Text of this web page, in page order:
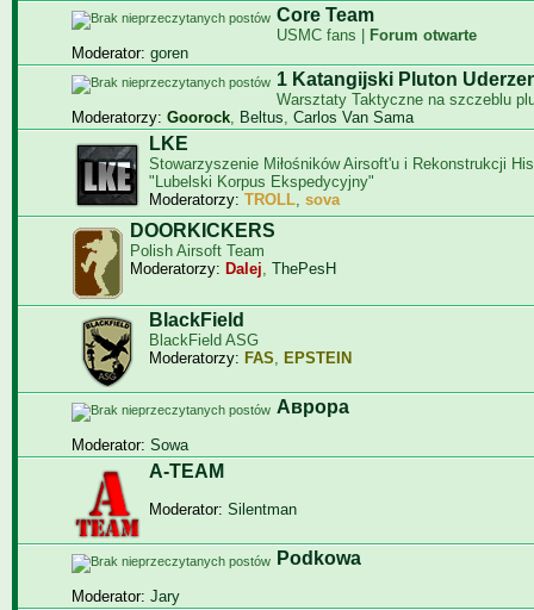
Core Team
USMC fans |
Forum otwarte
Moderator: goren
1 Katangijski Pluton
Warsztaty Taktyczne na szczeblu
Moderatorzy: Goorock, Beltus, Carlos Van Sama
LKE
Stowarzyszenie Miłośników Airsoft'u i Rekonstrukcji
"Lubelski Korpus Ekspedycyjny"
Moderatorzy: TROLL, sova
DOORKICKERS
Polish Airsoft Team
Moderatorzy: Dalej, ThePesH
BlackField
BlackField ASG
Moderatorzy: FAS, EPSTEIN
Aврора
Moderator: Sowa
A-TEAM
Moderator: Silentman
Podkowa
Moderator: Jary